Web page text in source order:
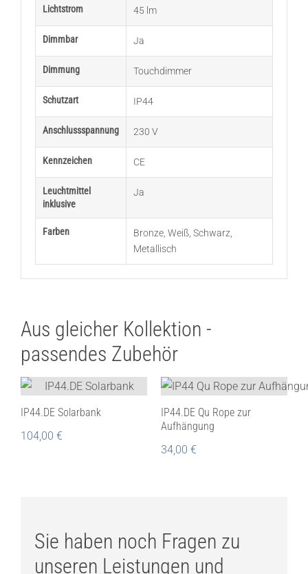
Lichtstrom 45 lm
Dimmbar Ja
Dimmung Touchdimmer
Schutzart IP44
Anschlussspannung 230 V
Kennzeichen CE
Leuchtmittel
inklusive
Ja
Farben Bronze, Weiß, Schwarz,
Metallisch
Aus gleicher Kollektion -
passendes Zubehör
IP44.DE Solarbank
104,00 €
IP44.DE Qu Rope zur
Aufhängung
34,00 €
Sie haben noch Fragen zu
unseren Leistungen und